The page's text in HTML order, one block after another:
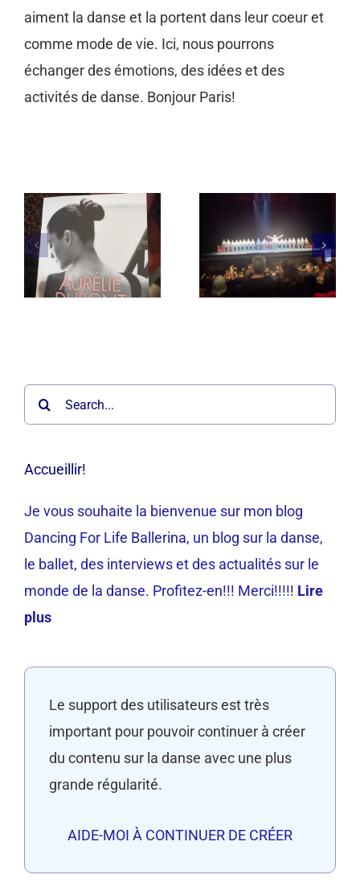
aiment la danse et la portent dans leur coeur et
comme mode de vie. Ici, nous pourrons
échanger des émotions, des idées et des
activités de danse. Bonjour Paris!
Search
for:
Accueillir!
Je vous souhaite la bienvenue sur mon blog
Dancing For Life Ballerina, un blog sur la danse,
le ballet, des interviews et des actualités sur le
monde de la danse. Profitez-en!!! Merci!!!!! Lire
plus
Le support des utilisateurs est très
important pour pouvoir continuer à créer
du contenu sur la danse avec une plus
grande régularité.
AIDE-MOI À CONTINUER DE CRÉER